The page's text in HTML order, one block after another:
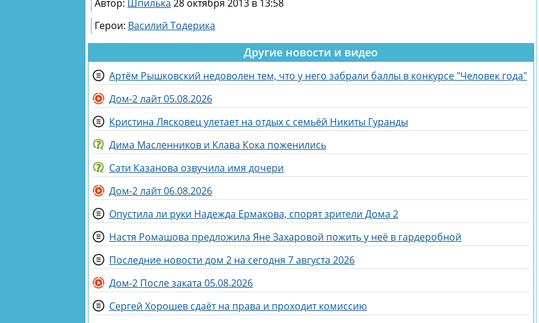
Автор: Шпилька 28 октября 2013 в 13:58
Герои: Василий Тодерика
Другие новости и видео
Артём Рышковский недоволен тем, что у него забрали баллы в конкурсе "Человек года"
Дом-2 лайт 05.08.2026
Кристина Лясковец улетает на отдых с семьёй Никиты Гуранды
Дима Масленников и Клава Кока поженились
Сати Казанова озвучила имя дочери
Дом-2 лайт 06.08.2026
Опустила ли руки Надежда Ермакова, спорят зрители Дома 2
Настя Ромашова предложила Яне Захаровой пожить у неё в гардеробной
Последние новости дом 2 на сегодня 7 августа 2026
Дом-2 После заката 05.08.2026
Сергей Хорошев сдаёт на права и проходит комиссию